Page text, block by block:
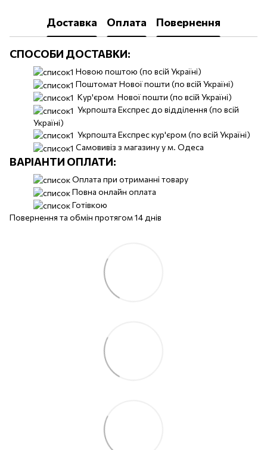
Доставка Оплата Повернення
СПОСОБИ ДОСТАВКИ:
Новою поштою (по всій Україні)
Поштомат Нової пошти (по всій Україні)
Кур'єром Нової пошти (по всій Україні)
Укрпошта Експрес до відділення (по всій
Україні)
Укрпошта Експрес кур'єром (по всій Україні)
Самовивіз з магазину у м. Одеса
ВАРІАНТИ ОПЛАТИ:
Оплата при отриманні товару
Повна онлайн оплата
Готівкою
Повернення та обмін протягом 14 днів